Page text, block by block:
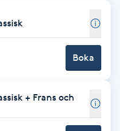
Boka
+ Frans och